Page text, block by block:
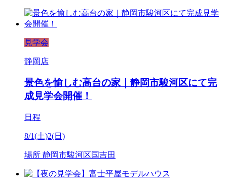
見学会
静岡店
景色を愉しむ高台の家｜静岡市駿河区にて完
成見学会開催！
日程
8/1(土)2(日)
場所 静岡市駿河区国吉田